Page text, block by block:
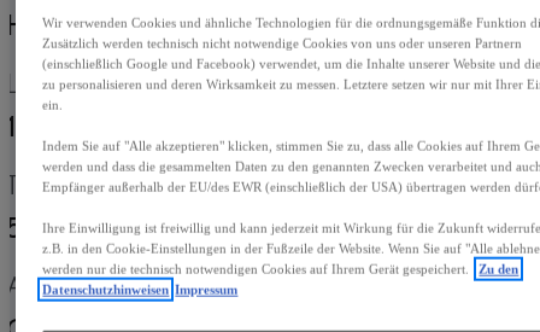
Hybrid Benzin
Crossover
Leistung
135 kW (184 PS)
Getriebe
Türen
5
Sitze
5
Außenfarbe
Antrieb
Wir verwenden Cookies und ähnliche Technologien für die ordnungsgemäße Funktion
Zusätzlich werden technisch nicht notwendige Cookies von uns oder unseren Partnern
(einschließlich Google und Facebook) verwendet, um die Inhalte unserer Website und
zu personalisieren und deren Wirksamkeit zu messen. Letztere setzen wir nur mit Ihrer
ein.
Indem Sie auf "Alle akzeptieren" klicken, stimmen Sie zu, dass alle Cookies auf Ihrem
werden und dass die gesammelten Daten zu den genannten Zwecken verarbeitet und
Empfänger außerhalb der EU/des EWR (einschließlich der USA) übertragen werden
Ihre Einwilligung ist freiwillig und kann jederzeit mit Wirkung für die Zukunft
z.B. in den Cookie-Einstellungen in der Fußzeile der Website. Wenn Sie auf "Alle
werden nur die technisch notwendigen Cookies auf Ihrem Gerät gespeichert.
Zu den
Datenschutzhinweisen Impressum